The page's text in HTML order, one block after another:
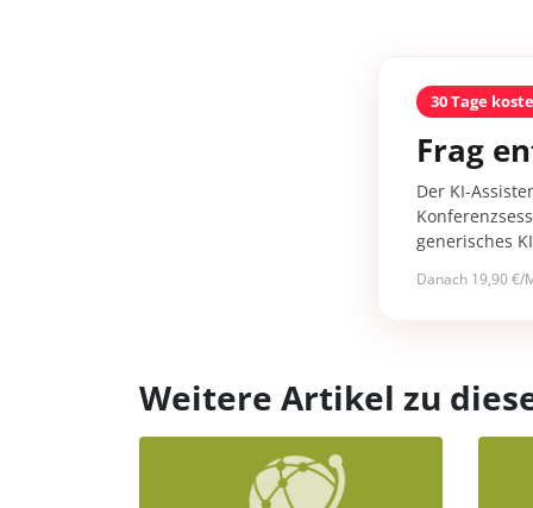
30 Tage
Frag
Der KI-
generisches
Danach 19,90 €/
Weitere Artikel zu